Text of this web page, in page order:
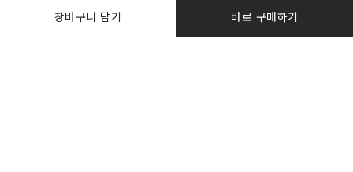
장바구니 담기 바로 구매하기